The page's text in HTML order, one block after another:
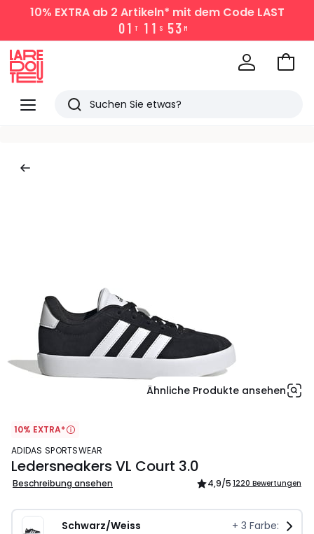
10% EXTRAab 2 Artikeln* mit dem Code LAST
01 T 1 1 S 53 M
Menü
Redoute
Suchen
Zum
Ähnliche Produkte ansehen
10% EXTRA*
ADIDAS SPORTSWEAR
Ledersneakers VL Court 3.0
Beschreibung ansehen 4,9/5 1220 Bewertungen
Schwarz/Weiss + 3 Farbe: